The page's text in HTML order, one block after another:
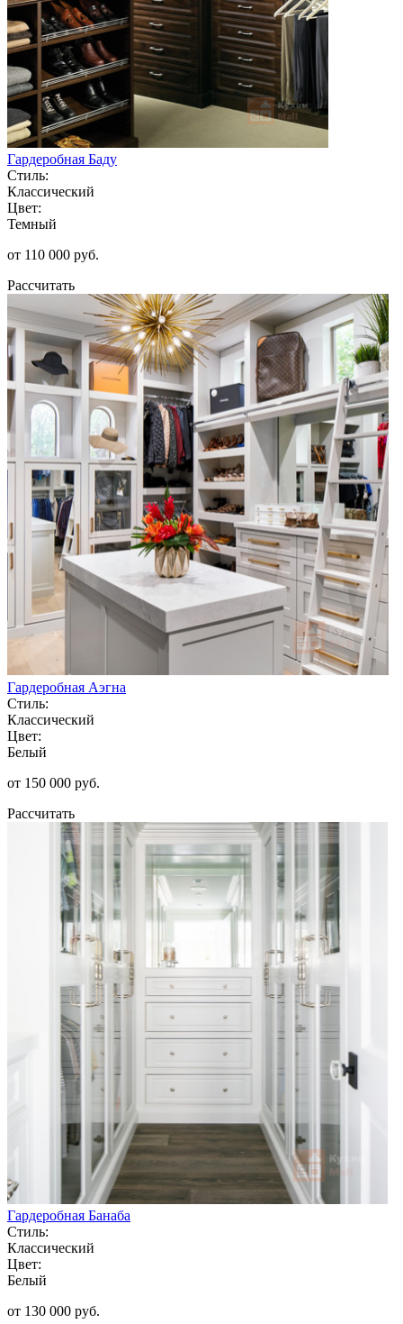
Гардеробная Баду
Стиль:
Классический
Цвет:
Темный
от 110 000 руб.
Рассчитать
Гардеробная Аэгна
Стиль:
Классический
Цвет:
Белый
от 150 000 руб.
Рассчитать
Гардеробная Банаба
Стиль:
Классический
Цвет:
Белый
от 130 000 руб.